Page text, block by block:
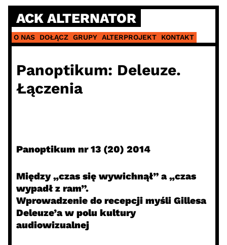
Skip
content
ACK ALTERNATOR
O NAS DOŁĄCZ GRUPY ALTERPROJEKT KONTAKT
Panoptikum: Deleuze.
Łączenia
Panoptikum nr 13 (20) 2014
Między „czas się wywichnął” a „czas
wypadł z ram”.
Wprowadzenie do recepcji myśli Gillesa
Deleuze’a w polu kultury
audiowizualnej